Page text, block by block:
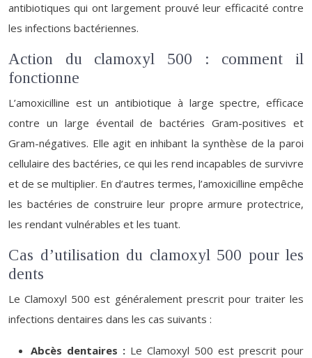
antibiotiques qui ont largement prouvé leur efficacité contre
les infections bactériennes.
Action du clamoxyl 500 : comment il
fonctionne
L’amoxicilline est un antibiotique à large spectre, efficace
contre un large éventail de bactéries Gram-positives et
Gram-négatives. Elle agit en inhibant la synthèse de la paroi
cellulaire des bactéries, ce qui les rend incapables de survivre
et de se multiplier. En d’autres termes, l’amoxicilline empêche
les bactéries de construire leur propre armure protectrice,
les rendant vulnérables et les tuant.
Cas d’utilisation du clamoxyl 500 pour les
dents
Le Clamoxyl 500 est généralement prescrit pour traiter les
infections dentaires dans les cas suivants :
Abcès dentaires : Le Clamoxyl 500 est prescrit pour